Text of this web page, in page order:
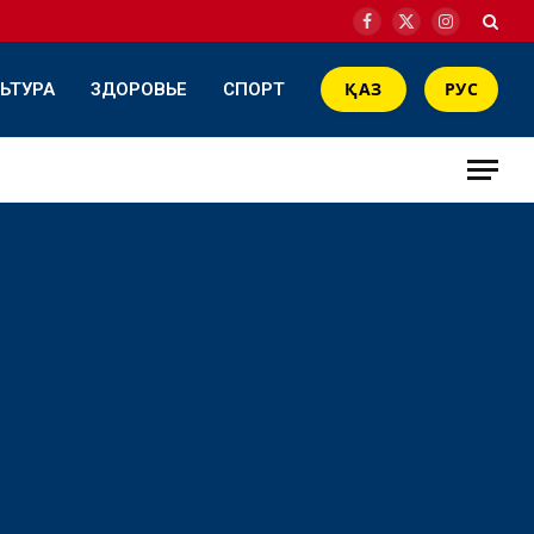
Facebook
X
Instagram
ЗДОРОВЬЕ СПОРТ ҚАЗ РУС